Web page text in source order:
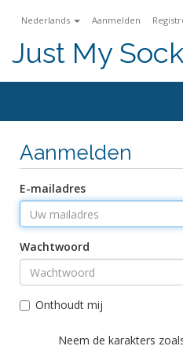
Nederlands Aanmelden
Just My
Aanmelden
E-mailadres
Wachtwoord
Onthoudt mij
Neem de karakters